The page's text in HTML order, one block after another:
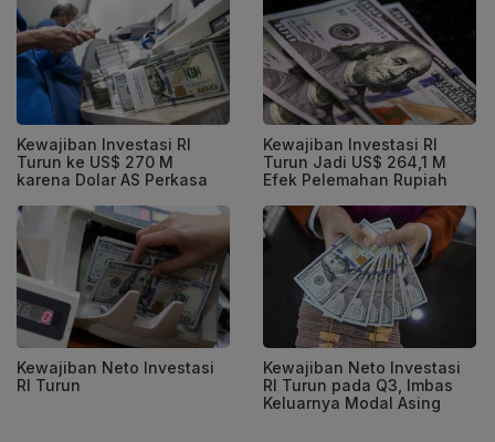
Kewajiban Investasi RI
Turun ke US$ 270 M
karena Dolar AS Perkasa
Kewajiban Investasi RI
Turun Jadi US$ 264,1 M
Efek Pelemahan Rupiah
Kewajiban Neto Investasi
RI Turun
Kewajiban Neto Investasi
RI Turun pada Q3, Imbas
Keluarnya Modal Asing